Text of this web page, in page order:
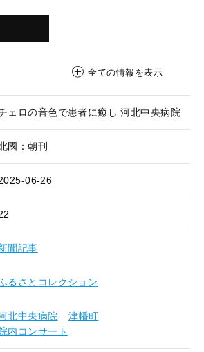
全ての情報を表示
ェロの音色で患者に癒し 河北中央病院
國：朝刊
06-26
聞記事
るさとコレクション
北中央病院
津幡町
院内コンサート